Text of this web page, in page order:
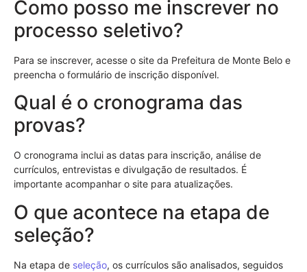
Como posso me inscrever no
processo seletivo?
Para se inscrever, acesse o site da Prefeitura de Monte Belo e
preencha o formulário de inscrição disponível.
Qual é o cronograma das
provas?
O cronograma inclui as datas para inscrição, análise de
currículos, entrevistas e divulgação de resultados. É
importante acompanhar o site para atualizações.
O que acontece na etapa de
seleção?
Na etapa de seleção, os currículos são analisados, seguidos